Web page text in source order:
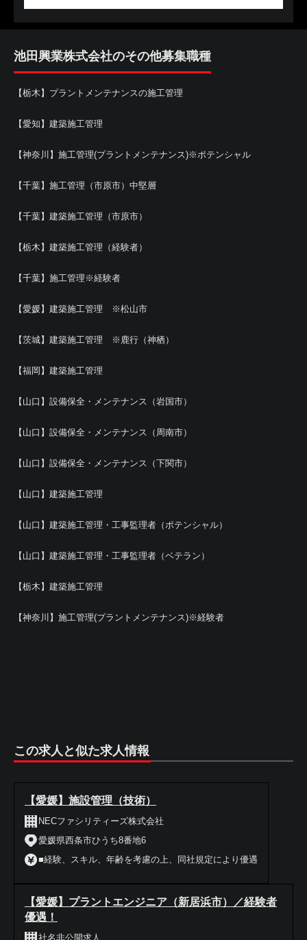
池田興業株式会社のその他募集職種
【栃木】プラントメンテナンスの施工管理
【愛知】建築施工管理
【神奈川】施工管理(プラントメンテナンス)※ポテンシャル
【千葉】施工管理（市原市）中堅層
【千葉】建築施工管理（市原市）
【栃木】建築施工管理（経験者）
【千葉】施工管理※経験者
【愛媛】建築施工管理 ※松山市
【茨城】建築施工管理 ※鹿行（神栖）
【福岡】建築施工管理
【山口】設備保全・メンテナンス（岩国市）
【山口】設備保全・メンテナンス（周南市）
【山口】設備保全・メンテナンス（下関市）
【山口】建築施工管理
【山口】建築施工管理・工事監理者（ポテンシャル）
【山口】建築施工管理・工事監理者（ベテラン）
【栃木】建築施工管理
【神奈川】施工管理(プラントメンテナンス)※経験者
この求人と似た求人情報
【愛媛】施設管理（技術）
NECファシリティーズ株式会社
愛媛県西条市ひうち8番地6
■経験、スキル、年齢を考慮の上、同社規定により優遇
【愛媛】プラントエンジニア（新居浜市）／経験者
優遇！
社名非公開求人